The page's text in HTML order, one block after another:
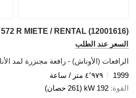
R MIETE / RENTAL (12001616)
السعر عند الطلب
الرافعات (الأوناش) - رافعة مجنزرة لمد
1999
٤٬٩٧٩ متر / ساعة
القوة 192 kW (261 حصان)